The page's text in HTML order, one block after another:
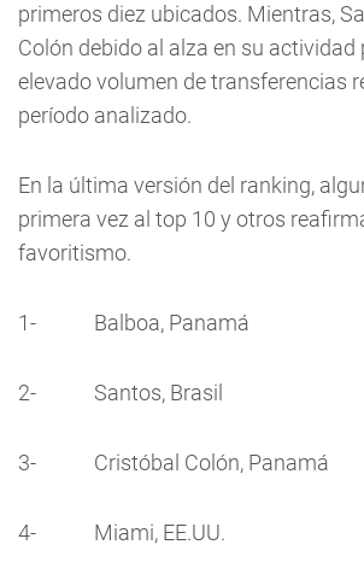
primeros diez ubicados. Mientras,
Colón debido al alza en su actividad
elevado volumen de transferencias
período analizado.
En la última versión del ranking,
primera vez al top 10 y otros
favoritismo.
1- Balboa, Panamá
2- Santos, Brasil
3- Cristóbal Colón, Panamá
4- Miami, EE.UU.